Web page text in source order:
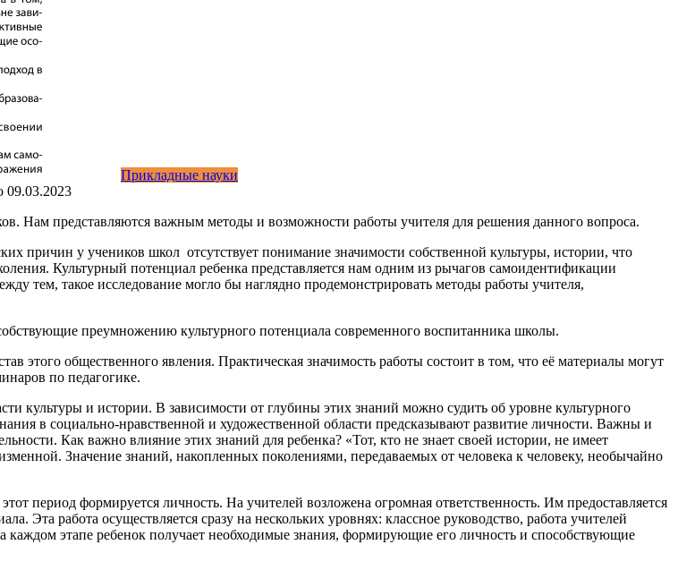
Прикладные науки
09.03.2023
Нам представляются важным методы и возможности работы учителя для решения данного вопроса.
причин у учеников школ отсутствует понимание значимости собственной культуры, истории, что
Культурный потенциал ребенка представляется нам одним из рычагов самоидентификации
тем, такое исследование могло бы наглядно продемонстрировать методы работы учителя,
преумножению культурного потенциала современного воспитанника школы.
этого общественного явления. Практическая значимость работы состоит в том, что её материалы могут
по педагогике.
культуры и истории. В зависимости от глубины этих знаний можно судить об уровне культурного
в социально-нравственной и художественной области предсказывают развитие личности. Важны и
Как важно влияние этих знаний для ребенка? «Тот, кто не знает своей истории, не имеет
Значение знаний, накопленных поколениями, передаваемых от человека к человеку, необычайно
период формируется личность. На учителей возложена огромная ответственность. Им предоставляется
Эта работа осуществляется сразу на нескольких уровнях: классное руководство, работа учителей
этапе ребенок получает необходимые знания, формирующие его личность и способствующие